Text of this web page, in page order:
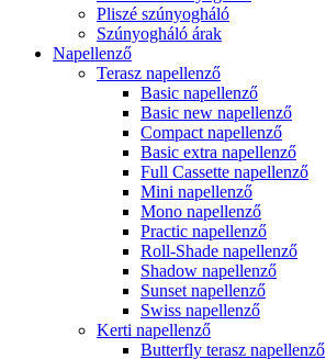
Pliszé szúnyogháló
Szúnyogháló árak
Napellenző
Terasz napellenző
Basic napellenző
Basic new napellenző
Compact napellenző
Basic extra napellenző
Full Cassette napellenző
Mini napellenző
Mono napellenző
Practic napellenző
Roll-Shade napellenző
Shadow napellenző
Sunset napellenző
Swiss napellenző
Kerti napellenző
Butterfly terasz napellenző